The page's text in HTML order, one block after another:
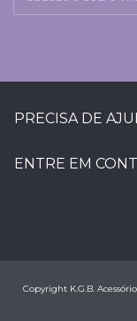
PRECISA DE
ENTRE EM
Copyright K.G.B.